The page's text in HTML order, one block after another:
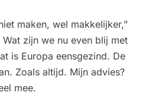
maken, wel makkelijker,”
zijn we nu even blij met
is Europa eensgezind. De
Zoals altijd. Mijn advies?
mee.